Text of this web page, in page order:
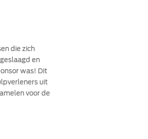
die zich
en
was! Dit
uit
voor de